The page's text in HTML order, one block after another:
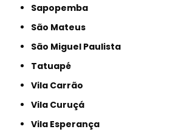
Sapopemba
São Mateus
São Miguel Paulista
Tatuapé
Vila Carrão
Vila Curuçá
Vila Esperança